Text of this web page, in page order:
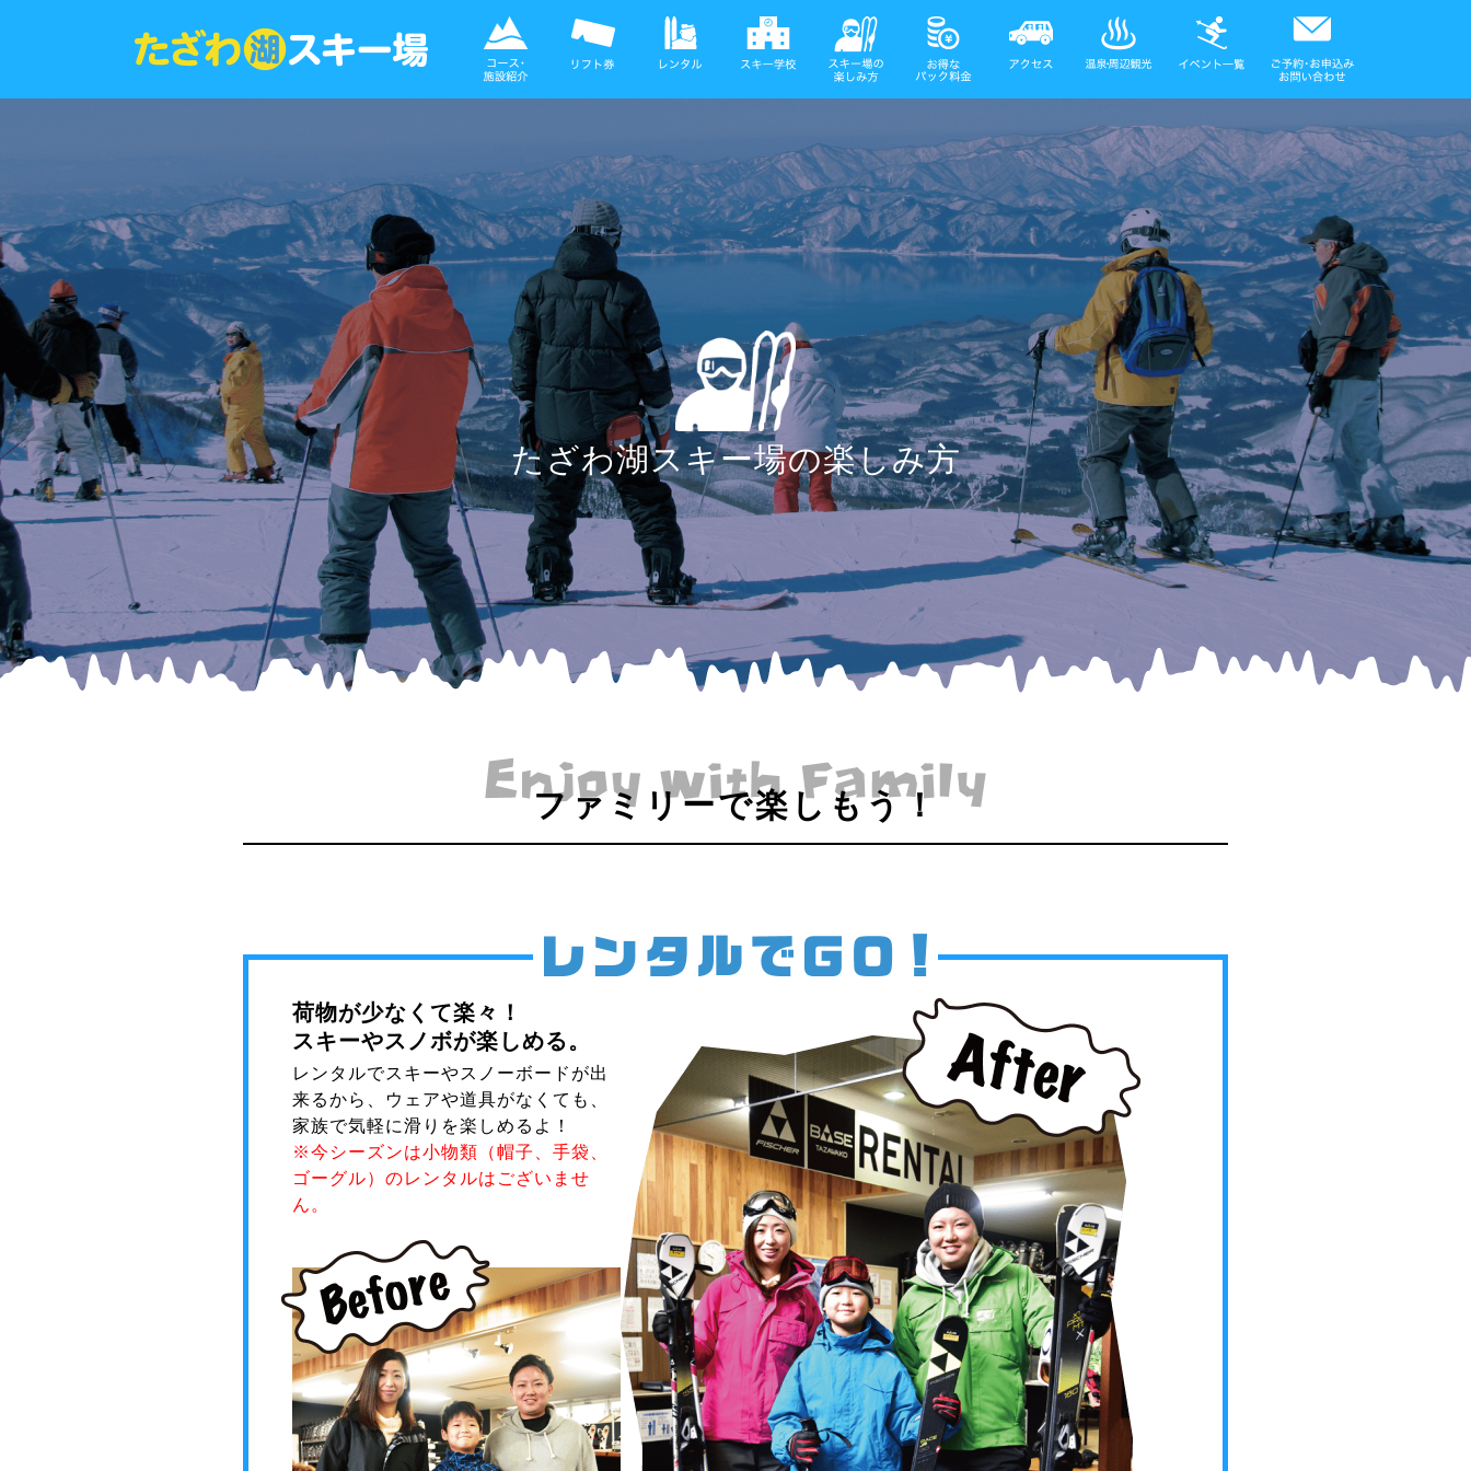
たざわ湖スキー場の楽しみ方
ファミリーで楽しもう！
荷物が少なくて楽々！
スキーやスノボが楽しめる。
レンタルでスキーやスノーボードが出
来るから、ウェアや道具がなくても、
家族で気軽に滑りを楽しめるよ！
※今シーズンは小物類（帽子、手袋、
ゴーグル）のレンタルはございませ
ん。